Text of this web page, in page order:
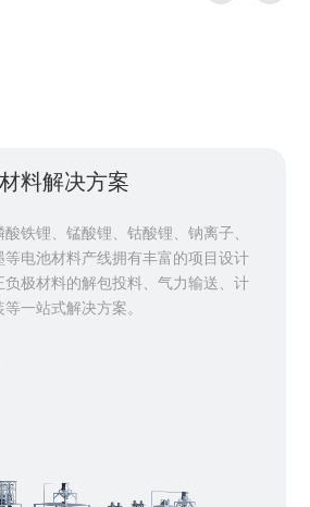
料解决方案
铁锂、锰酸锂、钴酸锂、钠离子、
等电池材料产线拥有丰富的项目设计
极材料的解包投料、气力输送、计
一站式解决方案。